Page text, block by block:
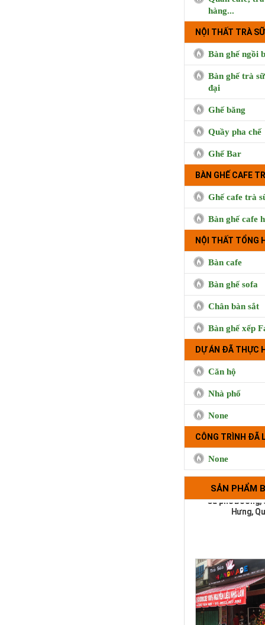
hàng...
NỘI THẤT TRÀ
Bàn ghế ngồi
Bàn ghế trà
đại
Ghế băng
Quầy pha chế
Ghế Bar
BÀN GHẾ CAFE
Ghế cafe trà
Bàn ghế cafe
NỘI THẤT TỔNG
Bàn cafe
Bàn ghế sofa
Chân bàn sắt
Bàn ghế xếp
DỰ ÁN ĐÃ THỰC
Căn hộ
Nhà phố
None
CÔNG TRÌNH ĐÃ
None
SẢN PHẨM
BUI
Cà phê
Hưng,